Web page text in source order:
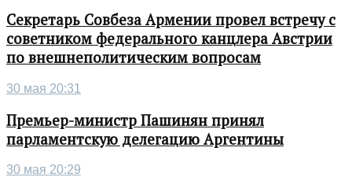
Секретарь Совбеза Армении провел встречу с
советником федерального канцлера Австрии
по внешнеполитическим вопросам
30 мая 20:31
Премьер-министр Пашинян принял
парламентскую делегацию Аргентины
30 мая 20:29